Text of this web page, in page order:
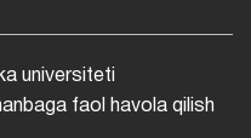
universiteti
faol havola qilish